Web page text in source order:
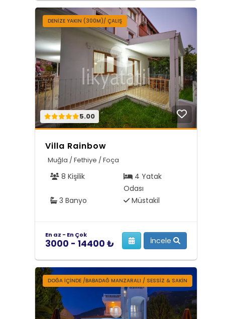
DENIZE YAKIN (300M)/ ÇALIŞ
5.00
Villa Rainbow
Muğla / Fethiye / Foça
8 Kişilik
4 Yatak
Odası
3 Banyo
Müstakil
En az - En Çok
3000 - 14400 ₺ İncele
DOĞA İÇİNDE /BABADAĞ MANZARALI / SESSİZ & SAKİN